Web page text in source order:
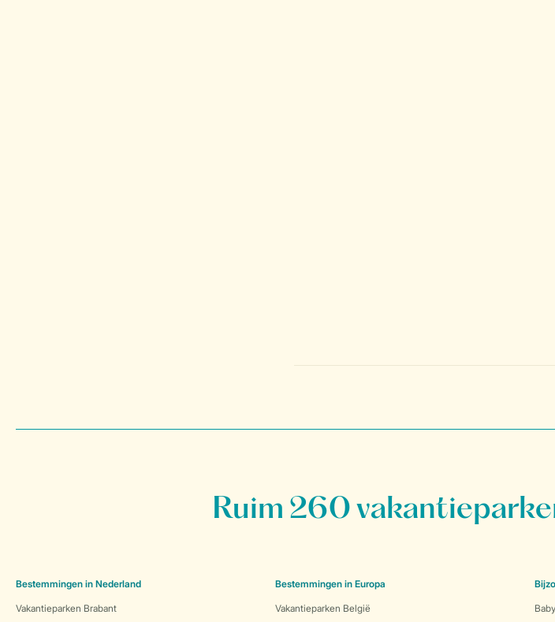
Ruim 260
Bestemmingen in Nederland
Vakantieparken Brabant
Bestemmingen in Europa
Vakantieparken België